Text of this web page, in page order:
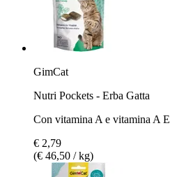
GimCat
Nutri Pockets - Erba Gatta
Con vitamina A e vitamina A E
€ 2,79
(€ 46,50 / kg)